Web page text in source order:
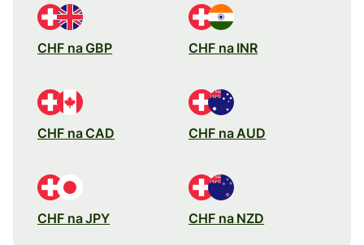
CHF na GBP CHF na INR
CHF na CAD CHF na AUD
CHF na JPY CHF na NZD